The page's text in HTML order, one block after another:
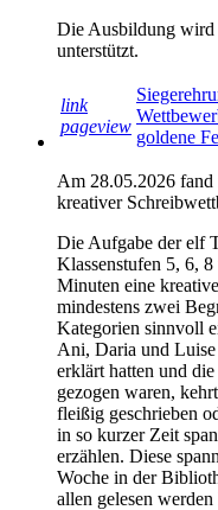
Die Ausbildung wird
unterstützt.
link
pageview
goldene
Am 28.05.2026
kreativer
Die Aufgabe der elf
Klassenstufen 5, 6,
Minuten eine
mindestens zwei
Kategorien sinnvoll
Ani, Daria und
erklärt hatten und
gezogen waren,
fleißig geschrieben
in so kurzer Zeit
erzählen. Diese
Woche in der
allen gelesen